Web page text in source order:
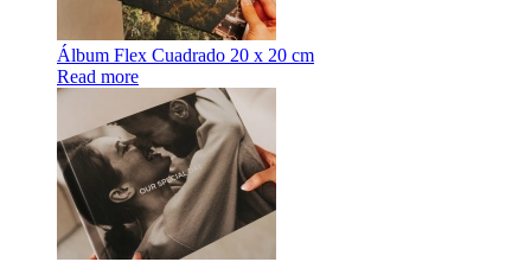
Álbum Flex Cuadrado 20 x 20 cm
Read more